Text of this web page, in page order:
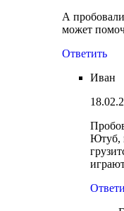
А пробовали
может
Ответить
Иван
Ютуб,